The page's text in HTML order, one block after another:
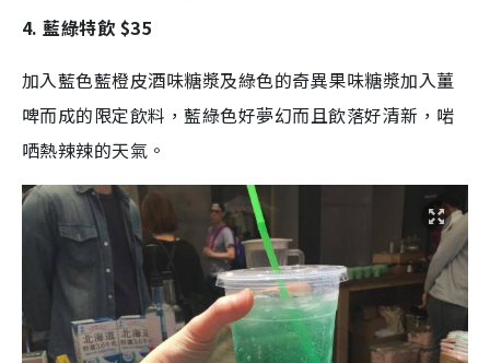
4. 藍綠特飲 $35
加入藍色藍橙皮酒味糖漿及綠色的奇異果味糖漿加入薑
啤而成的限定飲料，藍綠色好夢幻而且飲落好清新，啱
哂熱辣辣的天氣。